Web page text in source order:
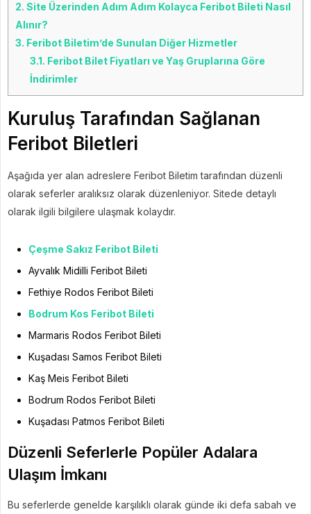
2. Site Üzerinden Adım Adım Kolayca Feribot Bileti Nasıl
Alınır?
3. Feribot Biletim’de Sunulan Diğer Hizmetler
3.1. Feribot Bilet Fiyatları ve Yaş Gruplarına Göre
İndirimler
Kuruluş Tarafından Sağlanan
Feribot Biletleri
Aşağıda yer alan adreslere Feribot Biletim tarafından düzenli
olarak seferler aralıksız olarak düzenleniyor. Sitede detaylı
olarak ilgili bilgilere ulaşmak kolaydır.
Çeşme Sakız Feribot Bileti
Ayvalık Midilli Feribot Bileti
Fethiye Rodos Feribot Bileti
Bodrum Kos Feribot Bileti
Marmaris Rodos Feribot Bileti
Kuşadası Samos Feribot Bileti
Kaş Meis Feribot Bileti
Bodrum Rodos Feribot Bileti
Kuşadası Patmos Feribot Bileti
Düzenli Seferlerle Popüler Adalara
Ulaşım İmkanı
Bu seferlerde genelde karşılıklı olarak günde iki defa sabah ve